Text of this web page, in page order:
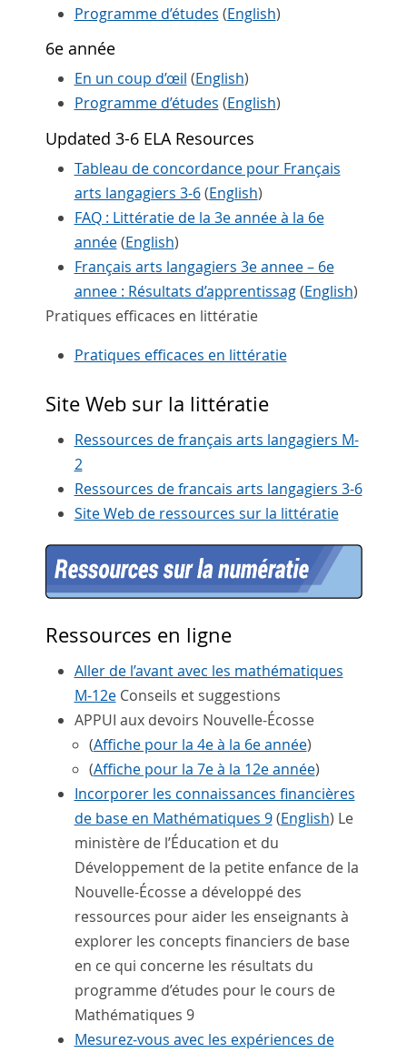
Programme d’études (English)
6e année
En un coup d’œil (English)
Programme d’études (English)
Updated 3-6 ELA Resources
Tableau de concordance pour Français
arts langagiers 3-6(English)
FAQ : Littératie de la 3e année à la 6e
année(English)
Français arts langagiers 3e annee – 6e
annee : Résultats d’apprentissag(English)
Pratiques efficaces en littératie
Pratiques efficaces en littératie
Site Web sur la littératie
Ressources de français arts langagiers M-
2
Ressources de francais arts langagiers 3-6
Site Web de ressources sur la littératie
Ressources en ligne
Aller de l’avant avec les mathématiques
M-12eConseils et suggestions
APPUI aux devoirs Nouvelle-Écosse
(Affiche pour la 4e à la 6e année)
(Affiche pour la 7e à la 12e année)
Incorporer les connaissances financières
de base en Mathématiques 9(English) Le
ministère de l’Éducation et du
Développement de la petite enfance de la
Nouvelle-Écosse a développé des
ressources pour aider les enseignants à
explorer les concepts financiers de base
en ce qui concerne les résultats du
programme d’études pour le cours de
Mathématiques 9
Mesurez-vous avec les expériences de